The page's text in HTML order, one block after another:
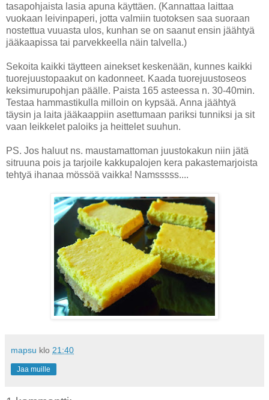
tasapohjaista lasia apuna käyttäen. (Kannattaa laittaa
vuokaan leivinpaperi, jotta valmiin tuotoksen saa suoraan
nostettua vuuasta ulos, kunhan se on saanut ensin jäähtyä
jääkaapissa tai parvekkeella näin talvella.)
Sekoita kaikki täytteen ainekset keskenään, kunnes kaikki
tuorejuustopaakut on kadonneet. Kaada tuorejuustoseos
keksimurupohjan päälle. Paista 165 asteessa n. 30-40min.
Testaa hammastikulla milloin on kypsää. Anna jäähtyä
täysin ja laita jääkaappiin asettumaan pariksi tunniksi ja sit
vaan leikkelet paloiks ja heittelet suuhun.
PS. Jos haluut ns. maustamattoman juustokakun niin jätä
sitruuna pois ja tarjoile kakkupalojen kera pakastemarjoista
tehtyä ihanaa mössöä vaikka! Namsssss....
mapsu klo 21:40
Jaa muille